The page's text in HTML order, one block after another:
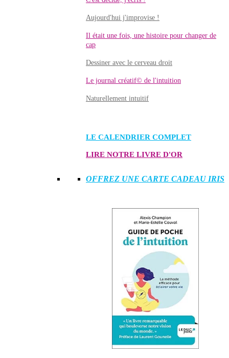
Aujourd'hui j'improvise !
Il était une fois, une histoire pour changer de
cap
Dessiner avec le cerveau droit
Le journal créatif© de l'intuition
Naturellement intuitif
LE CALENDRIER COMPLET
LIRE NOTRE LIVRE D'OR
OFFREZ UNE CARTE CADEAU IRIS